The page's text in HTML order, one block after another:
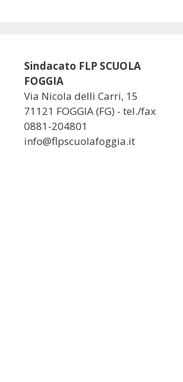
Sindacato FLP SCUOLA
FOGGIA
Via Nicola delli Carri, 15
71121 FOGGIA (FG) - tel./fax
0881-204801
info@flpscuolafoggia.it